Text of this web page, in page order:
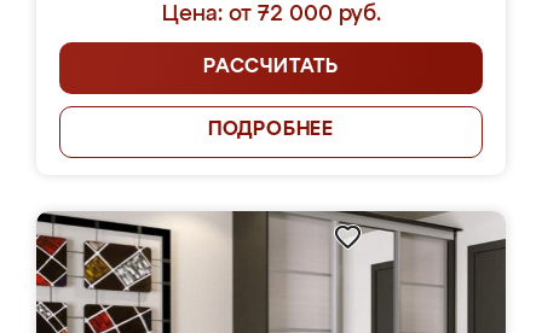
Цена: от 72 000 руб.
РАССЧИТАТЬ
ПОДРОБНЕЕ